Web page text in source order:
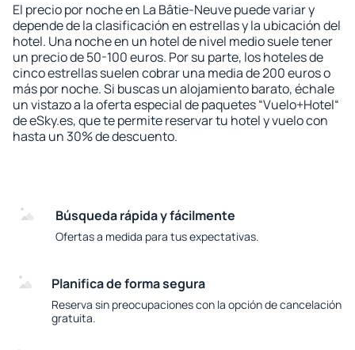
El precio por noche en La Bâtie-Neuve puede variar y
depende de la clasificación en estrellas y la ubicación del
hotel. Una noche en un hotel de nivel medio suele tener
un precio de 50-100 euros. Por su parte, los hoteles de
cinco estrellas suelen cobrar una media de 200 euros o
más por noche. Si buscas un alojamiento barato, échale
un vistazo a la oferta especial de paquetes “Vuelo+Hotel“
de eSky.es, que te permite reservar tu hotel y vuelo con
hasta un 30% de descuento.
Búsqueda rápida y fácilmente
Ofertas a medida para tus expectativas.
Planifica de forma segura
Reserva sin preocupaciones con la opción de cancelación
gratuita.